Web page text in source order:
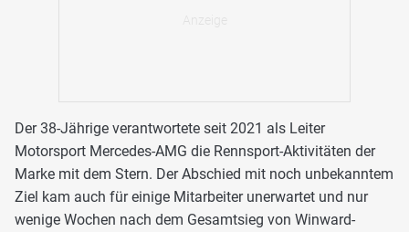
Der 38-Jährige verantwortete seit 2021 als Leiter
Motorsport Mercedes-AMG die Rennsport-Aktivitäten der
Marke mit dem Stern. Der Abschied mit noch unbekanntem
Ziel kam auch für einige Mitarbeiter unerwartet und nur
wenige Wochen nach dem Gesamtsieg von Winward-